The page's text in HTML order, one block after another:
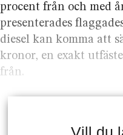
procent från och med
presenterades
diesel kan komma att
kronor, en exakt
från.